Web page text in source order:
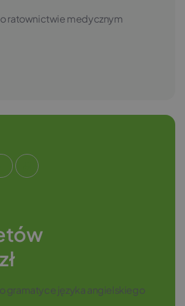
ratownictwie medycznym
gramatyce języka angielskiego